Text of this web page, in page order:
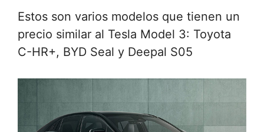
Estos son varios modelos que tienen un
precio similar al Tesla Model 3: Toyota
C-HR+, BYD Seal y Deepal S05